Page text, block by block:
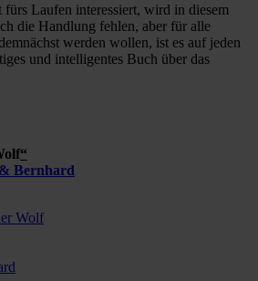
fürs Laufen interessiert, wird in diesem
die Handlung fehlen, aber für alle
werden wollen, ist es auf jeden
und intelligentes Buch über das
“
Bernhard
Wolf